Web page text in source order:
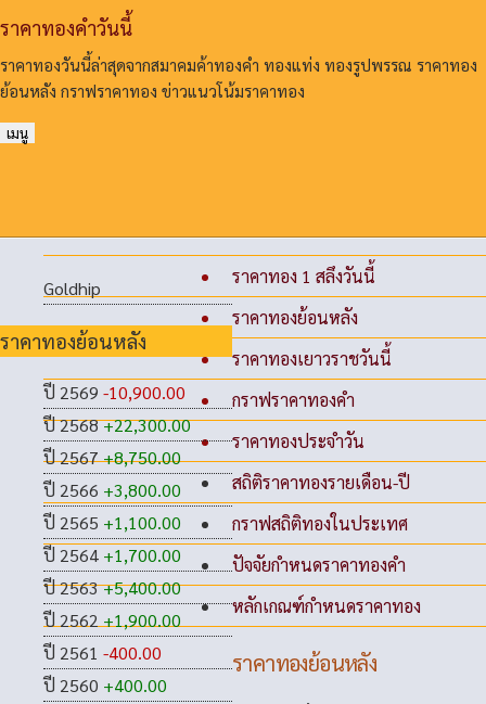
ราคาทองคําวันนี้
ราคาทองวันนี้ล่าสุดจากสมาคมค้าทองคํา ทองแท่ง ทองรูปพรรณ ราคาทอง
ย้อนหลัง กราฟราคาทอง ข่าวแนวโน้มราคาทอง
เมนู
Goldhip
ราคาทองย้อนหลัง
ปี 2569 -10,900.00
ปี 2568+22,300.00
ปี 2567+8,750.00
ปี 2566 +3,800.00
ปี 2565 +1,100.00
ปี 2564 +1,700.00
ปี 2563+5,400.00
ปี 2562+1,900.00
ปี 2561 -400.00
ปี 2560 +400.00
ราคาทอง 1 สลึงวันนี้
ราคาทองย้อนหลัง
ราคาทองเยาวราชวันนี้
กราฟราคาทองคำ
ราคาทองประจำวัน
สถิติราคาทองรายเดือน-ปี
กราฟสถิติทองในประเทศ
ปัจจัยกำหนดราคาทองคำ
หลักเกณฑ์กำหนดราคาทอง
ราคาทองย้อนหลัง